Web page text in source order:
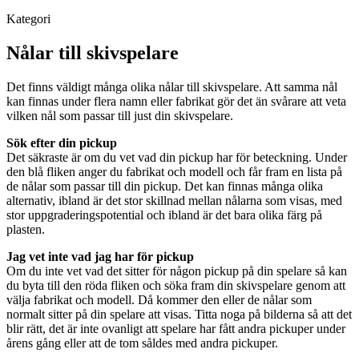
Kategori
Nålar till skivspelare
Det finns väldigt många olika nålar till skivspelare. Att samma nål
kan finnas under flera namn eller fabrikat gör det än svårare att veta
vilken nål som passar till just din skivspelare.
Sök efter din pickup
Det säkraste är om du vet vad din pickup har för beteckning. Under
den blå fliken anger du fabrikat och modell och får fram en lista på
de nålar som passar till din pickup. Det kan finnas många olika
alternativ, ibland är det stor skillnad mellan nålarna som visas, med
stor uppgraderingspotential och ibland är det bara olika färg på
plasten.
Jag vet inte vad jag har för pickup
Om du inte vet vad det sitter för någon pickup på din spelare så kan
du byta till den röda fliken och söka fram din skivspelare genom att
välja fabrikat och modell. Då kommer den eller de nålar som
normalt sitter på din spelare att visas. Titta noga på bilderna så att det
blir rätt, det är inte ovanligt att spelare har fått andra pickuper under
årens gång eller att de tom såldes med andra pickuper.